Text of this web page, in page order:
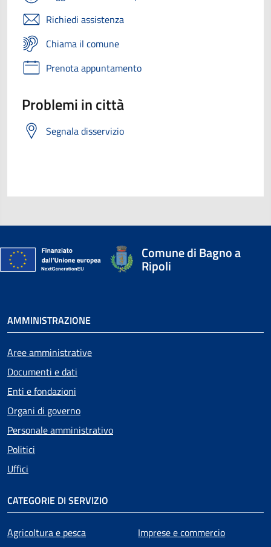
Richiedi assistenza
Chiama il comune
Prenota appuntamento
Problemi in città
Segnala disservizio
Comune di Bagno a
Ripoli
AMMINISTRAZIONE
Aree amministrative
Documenti e dati
Enti e fondazioni
Organi di governo
Personale amministrativo
Politici
Uffici
CATEGORIE DI SERVIZIO
Agricoltura e pesca
Imprese e commercio